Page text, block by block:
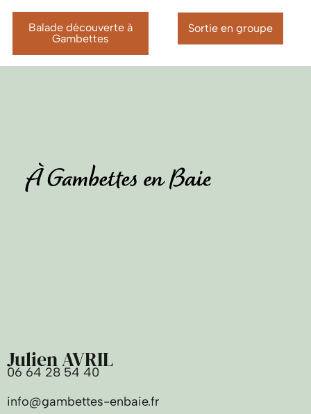
Balade découverte à
Gambettes
Sortie en groupe
Julien AVRIL
06 64 28 54 40
info@gambettes-enbaie.fr